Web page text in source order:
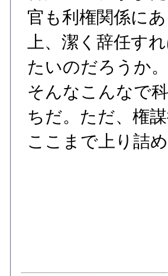
官も利権関係に
上、潔く辞任す
たいのだろうか。
そんなこんなで
ちだ。ただ、権
ここまで上り詰